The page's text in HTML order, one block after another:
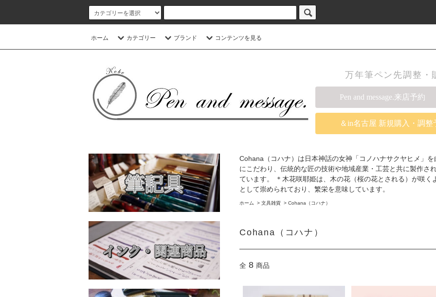
ホーム カテゴリー ブランド コンテンツを見る
万年筆ペン先調整
Pen and message.来店予約
＆in名古屋 新規購入・調整
Cohana（コハナ）は日本神話の女神「コノハナサクヤヒメ」
にこだわり、伝統的な匠の技術や地域産業・工芸と共に製作さ
ています。 ＊木花咲耶姫は、木の花（桜の花とされる）が咲
として崇められており、繁栄を意味しています。
ホーム > 文具雑貨 > Cohana（コハナ）
Cohana（コハナ）
全 8 商品